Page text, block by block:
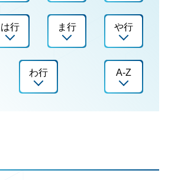
は行 ま行 や行
わ行 A-Z